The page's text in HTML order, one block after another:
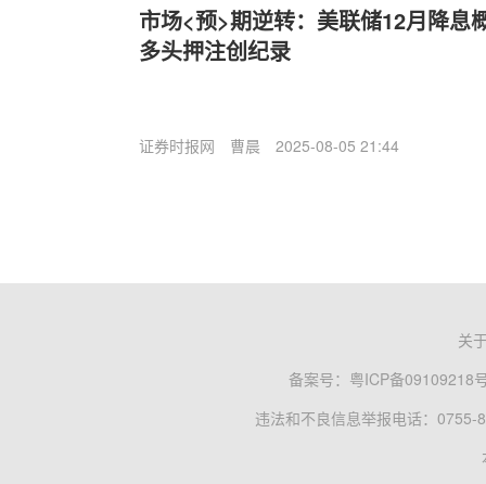
市场<预>期逆转：美联储12月降息
多头押注创纪录
证券时报网 曹晨 2025-08-05 21:44
关
备案号： 粤ICP备09109218
违法和不良信息举报电话：0755-